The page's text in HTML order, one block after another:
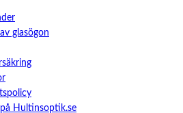
glasögon
Hultinsoptik.se